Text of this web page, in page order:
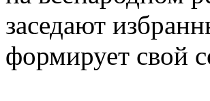
заседают
формирует свой